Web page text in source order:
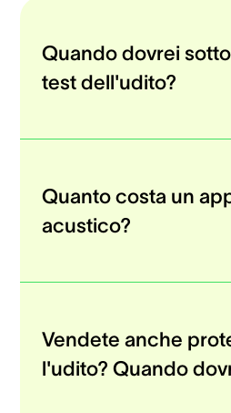
Quando dovrei
test dell'udito?
Quanto costa un
acustico?
Vendete anche
l'udito? Quando